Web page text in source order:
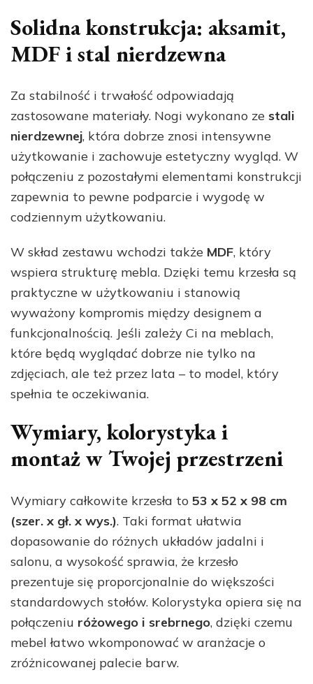
Solidna konstrukcja: aksamit,
MDF i stal nierdzewna
Za stabilność i trwałość odpowiadają
zastosowane materiały. Nogi wykonano ze stali
nierdzewnej, która dobrze znosi intensywne
użytkowanie i zachowuje estetyczny wygląd. W
połączeniu z pozostałymi elementami konstrukcji
zapewnia to pewne podparcie i wygodę w
codziennym użytkowaniu.
W skład zestawu wchodzi także MDF, który
wspiera strukturę mebla. Dzięki temu krzesła są
praktyczne w użytkowaniu i stanowią
wyważony kompromis między designem a
funkcjonalnością. Jeśli zależy Ci na meblach,
które będą wyglądać dobrze nie tylko na
zdjęciach, ale też przez lata – to model, który
spełnia te oczekiwania.
Wymiary, kolorystyka i
montaż w Twojej przestrzeni
Wymiary całkowite krzesła to 53 x 52 x 98 cm
(szer. x gł. x wys.). Taki format ułatwia
dopasowanie do różnych układów jadalni i
salonu, a wysokość sprawia, że krzesło
prezentuje się proporcjonalnie do większości
standardowych stołów. Kolorystyka opiera się na
połączeniu różowego i srebrnego, dzięki czemu
mebel łatwo wkomponować w aranżacje o
zróżnicowanej palecie barw.